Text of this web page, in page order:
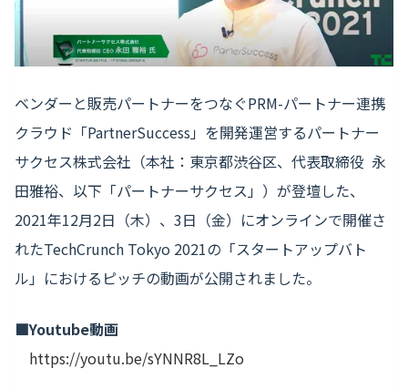
ベンダーと販売パートナーをつなぐPRM-パートナー連携
クラウド「PartnerSuccess」を開発運営するパートナー
サクセス株式会社（本社：東京都渋谷区、代表取締役 永
田雅裕、以下「パートナーサクセス」）が登壇した、
2021年12月2日（木）、3日（金）にオンラインで開催さ
れたTechCrunch Tokyo 2021の「スタートアップバト
ル」におけるピッチの動画が公開されました。
■Youtube動画
https://youtu.be/sYNNR8L_LZo